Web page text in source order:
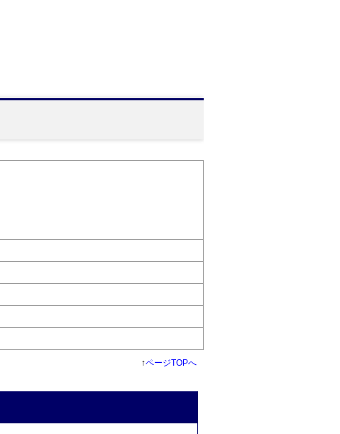
↑ページTOPへ